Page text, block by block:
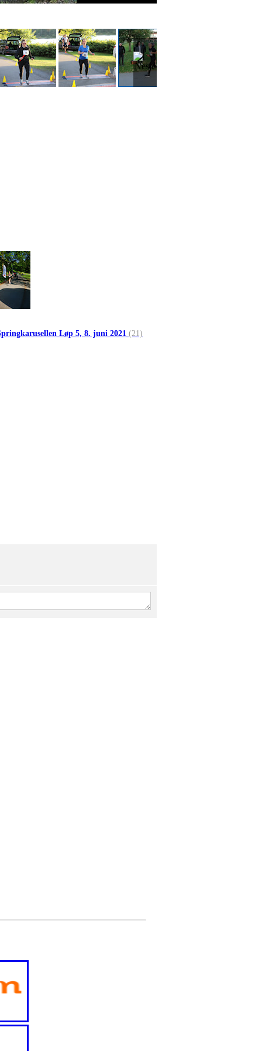
Løp 5, 8. juni 2021 (21)